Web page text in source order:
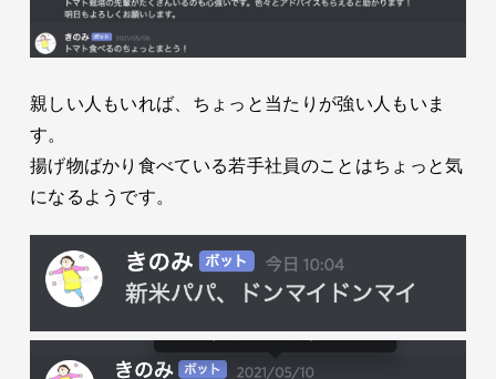
親しい人もいれば、ちょっと当たりが強い人もいま
す。
揚げ物ばかり食べている若手社員のことはちょっと気
になるようです。